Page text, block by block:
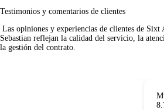
Testimonios y comentarios de clientes
Sebastian reflejan la calidad del servicio, la
la gestión del contrato.
8.7